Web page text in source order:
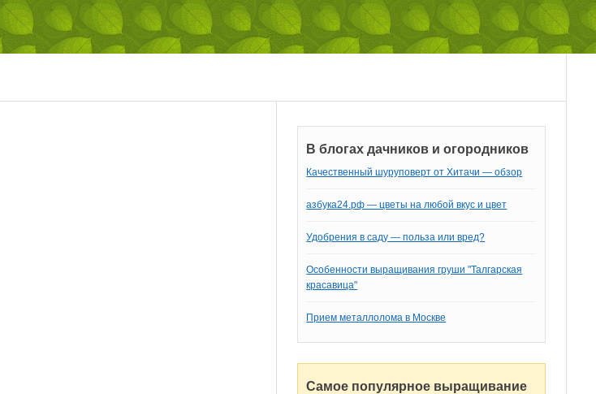
В блогах дачников и огородников
Качественный шуруповерт от Хитачи — обзор
азбука24.рф — цветы на любой вкус и цвет
Удобрения в саду — польза или вред?
Особенности выращивания груши "Талгарская
красавица"
Прием металлолома в Москве
Самое популярное выращивание